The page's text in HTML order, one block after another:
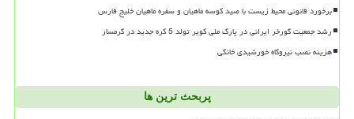
برخورد قانونی محیط زیست با صید کوسه ماهیان و سفره ماهیان خلیج فارس
رشد جمعیت گورخر ایرانی در پارک ملی کویر تولد 5 کره جدید در گرمسار
هزینه نصب نیروگاه خورشیدی خانگی
پربحث ترین ها